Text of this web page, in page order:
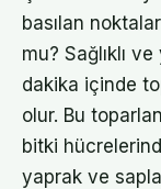
basılan
mu? Sağlıklı
dakika içinde
olur. Bu
bitki
yaprak ve